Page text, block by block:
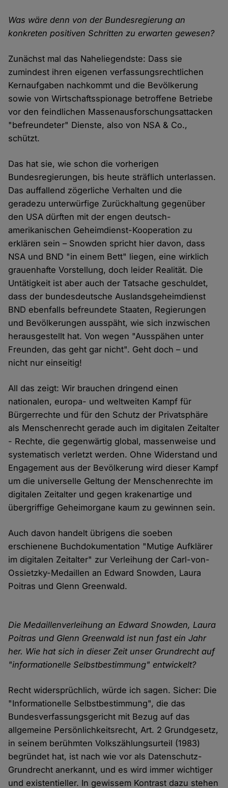
Was wäre denn von der Bundesregierung an
konkreten positiven Schritten zu erwarten gewesen?
Zunächst mal das Naheliegendste: Dass sie
zumindest ihren eigenen verfassungsrechtlichen
Kernaufgaben nachkommt und die Bevölkerung
sowie von Wirtschaftsspionage betroffene Betriebe
vor den feindlichen Massenausforschungsattacken
"befreundeter" Dienste, also von NSA & Co.,
schützt.
Das hat sie, wie schon die vorherigen
Bundesregierungen, bis heute sträflich unterlassen.
Das auffallend zögerliche Verhalten und die
geradezu unterwürfige Zurückhaltung gegenüber
den USA dürften mit der engen deutsch-
amerikanischen Geheimdienst-Kooperation zu
erklären sein – Snowden spricht hier davon, dass
NSA und BND "in einem Bett" liegen, eine wirklich
grauenhafte Vorstellung, doch leider Realität. Die
Untätigkeit ist aber auch der Tatsache geschuldet,
dass der bundesdeutsche Auslandsgeheimdienst
BND ebenfalls befreundete Staaten, Regierungen
und Bevölkerungen ausspäht, wie sich inzwischen
herausgestellt hat. Von wegen "Ausspähen unter
Freunden, das geht gar nicht". Geht doch – und
nicht nur einseitig!
All das zeigt: Wir brauchen dringend einen
nationalen, europa- und weltweiten Kampf für
Bürgerrechte und für den Schutz der Privatsphäre
als Menschenrecht gerade auch im digitalen Zeitalter
- Rechte, die gegenwärtig global, massenweise und
systematisch verletzt werden. Ohne Widerstand und
Engagement aus der Bevölkerung wird dieser Kampf
um die universelle Geltung der Menschenrechte im
digitalen Zeitalter und gegen krakenartige und
übergriffige Geheimorgane kaum zu gewinnen sein.
Auch davon handelt übrigens die soeben
erschienene Buchdokumentation "Mutige Aufklärer
im digitalen Zeitalter" zur Verleihung der Carl-von-
Ossietzky-Medaillen an Edward Snowden, Laura
Poitras und Glenn Greenwald.
Die Medaillenverleihung an Edward Snowden, Laura
Poitras und Glenn Greenwald ist nun fast ein Jahr
her. Wie hat sich in dieser Zeit unser Grundrecht auf
"informationelle Selbstbestimmung" entwickelt?
Recht widersprüchlich, würde ich sagen. Sicher: Die
"Informationelle Selbstbestimmung", die das
Bundesverfassungsgericht mit Bezug auf das
allgemeine Persönlichkeitsrecht, Art. 2 Grundgesetz,
in seinem berühmten Volkszählungsurteil (1983)
begründet hat, ist nach wie vor als Datenschutz-
Grundrecht anerkannt, und es wird immer wichtiger
und existentieller. In gewissem Kontrast dazu stehen